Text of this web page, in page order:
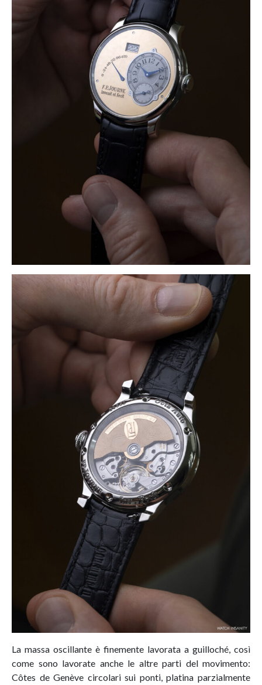
La massa oscillante è finemente lavorata a guilloché, così
come sono lavorate anche le altre parti del movimento:
Côtes de Genève circolari sui ponti, platina parzialmente